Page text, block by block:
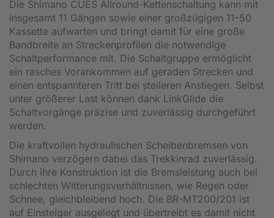
Die Shimano CUES Allround-Kettenschaltung kann mit
insgesamt 11 Gängen sowie einer großzügigen 11-50
Kassette aufwarten und bringt damit für eine große
Bandbreite an Streckenprofilen die notwendige
Schaltperformance mit. Die Schaltgruppe ermöglicht
ein rasches Vorankommen auf geraden Strecken und
einen entspannteren Tritt bei steileren Anstiegen. Selbst
unter größerer Last können dank LinkGlide die
Schaltvorgänge präzise und zuverlässig durchgeführt
werden.
Die kraftvollen hydraulischen Scheibenbremsen von
Shimano verzögern dabei das Trekkinrad zuverlässig.
Durch ihre Konstruktion ist die Bremsleistung auch bei
schlechten Witterungsverhältnissen, wie Regen oder
Schnee, gleichbleibend hoch. Die BR-MT200/201 ist
auf Einsteiger ausgelegt und übertreibt es damit nicht